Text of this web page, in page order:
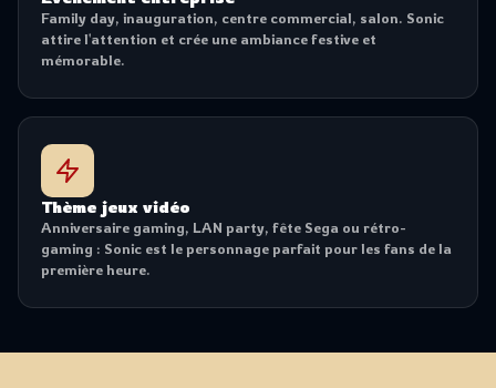
Family day, inauguration, centre commercial, salon. Sonic
attire l'attention et crée une ambiance festive et
mémorable.
Thème jeux vidéo
Anniversaire gaming, LAN party, fête Sega ou rétro-
gaming : Sonic est le personnage parfait pour les fans de la
première heure.